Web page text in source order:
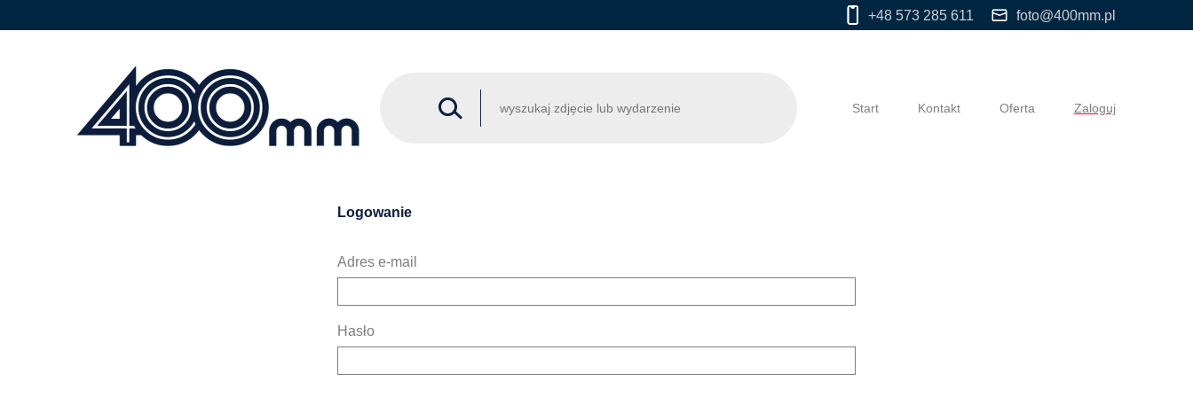
+48 573 285 611 foto@400mm.pl
Start Kontakt Oferta Zaloguj
Logowanie
Adres e-mail
Hasło